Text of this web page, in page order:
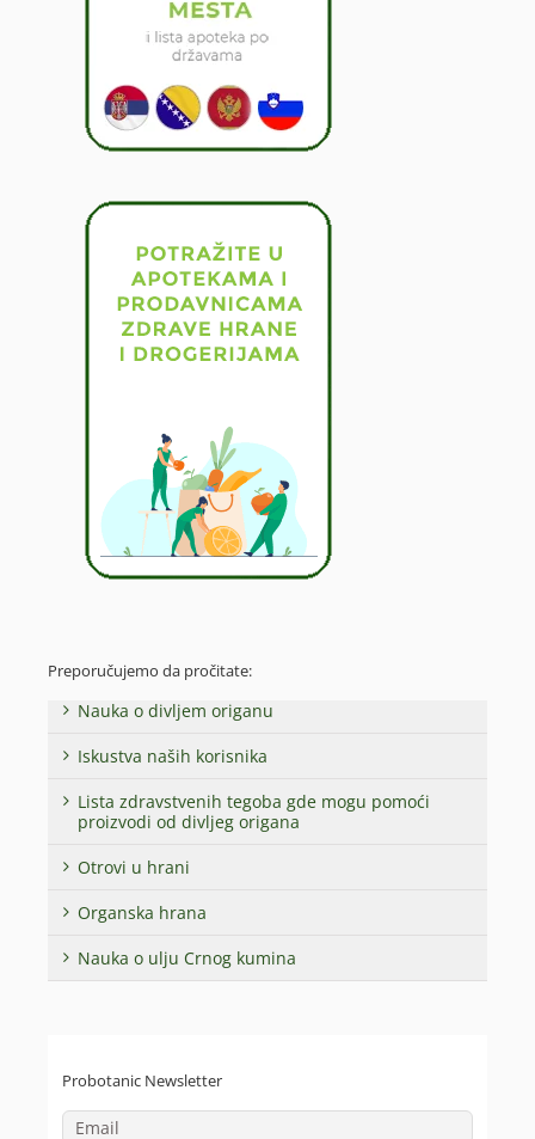
Preporučujemo da pročitate:
Nauka o divljem origanu
Iskustva naših korisnika
Lista zdravstvenih tegoba gde mogu pomoći
proizvodi od divljeg origana
Otrovi u hrani
Organska hrana
Nauka o ulju Crnog kumina
Probotanic Newsletter